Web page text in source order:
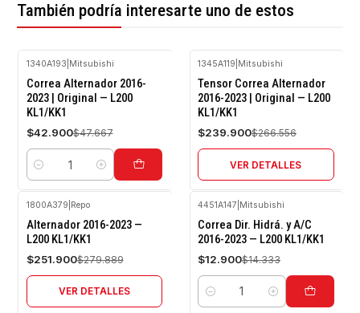
También podría interesarte uno de estos
-10%
OFF
1340A193 Mitsubishi
Correa Alternador 2016-
2023 | Original — L200
KL1/KK1
$42.900$47.667
Cantidad
-10%
OFF
Agotado
1345A119 Mitsubishi
Tensor Correa Alternador
2016-2023 | Original — L200
KL1/KK1
$239.900$266.556
VER DETALLES
-10%
OFF
1800A379 Repo
Alternador 2016-2023 —
L200 KL1/KK1
$251.900$279.889
VER DETALLES
-10%
OFF
4451A147 Mitsubishi
Correa Dir. Hidrá. y A/C
2016-2023 — L200 KL1/KK1
$12.900$14.333
Cantidad